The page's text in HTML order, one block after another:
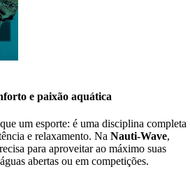
e paixão aquática
um esporte: é uma disciplina completa
e relaxamento. Na Nauti-Wave,
para aproveitar ao máximo suas
abertas ou em competições.